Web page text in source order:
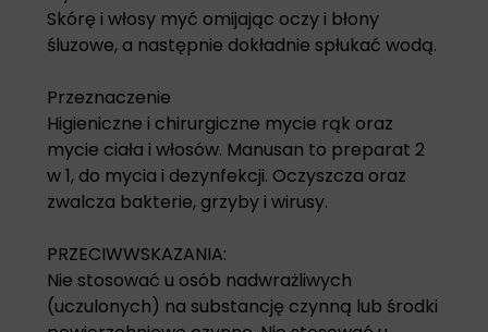
Skórę i włosy myć omijając oczy i błony
śluzowe, a następnie dokładnie spłukać wodą.
Przeznaczenie
Higieniczne i chirurgiczne mycie rąk oraz
mycie ciała i włosów. Manusan to preparat 2
w 1, do mycia i dezynfekcji. Oczyszcza oraz
zwalcza bakterie, grzyby i wirusy.
PRZECIWWSKAZANIA:
Nie stosować u osób nadwrażliwych
(uczulonych) na substancję czynną lub środki